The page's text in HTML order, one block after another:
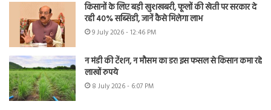
किसानों के लिए बड़ी खुशखबरी, फूलों की खेती पर सरकार दे
रही 40% सब्सिडी, जानें कैसे मिलेगा लाभ
9 July 2026 - 12:46 PM
न मंडी की टेंशन, न मौसम का डर! इस फसल से किसान कमा रहे
लाखों रुपये
8 July 2026 - 6:07 PM